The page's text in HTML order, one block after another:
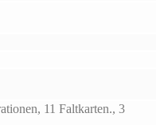
11 Faltkarten., 3